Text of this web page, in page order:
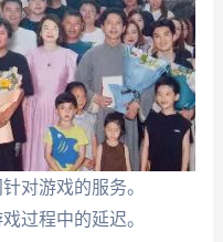
对游戏的服务。
过程中的延迟。